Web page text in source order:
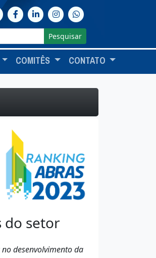
Pesquisar
COMITÊS CONTATO
do setor
desenvolvimento da